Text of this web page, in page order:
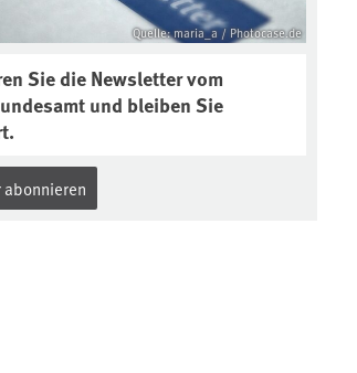
Quelle: maria_a / Photocase.de
Sie die Newsletter vom
und bleiben Sie